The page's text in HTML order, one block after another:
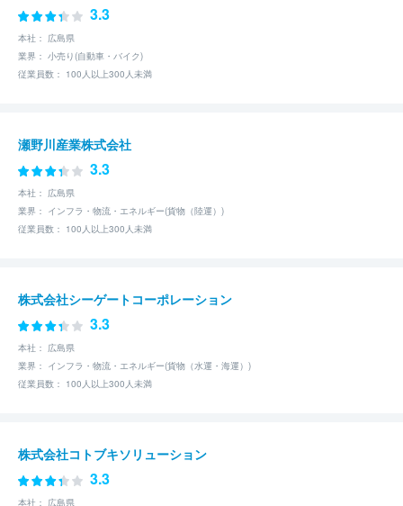
3.3
本社： 広島県
業界： 小売り(自動車・バイク)
従業員数： 100人以上300人未満
瀬野川産業株式会社
3.3
本社： 広島県
業界： インフラ・物流・エネルギー(貨物（陸運）)
従業員数： 100人以上300人未満
株式会社シーゲートコーポレーション
3.3
本社： 広島県
業界： インフラ・物流・エネルギー(貨物（水運・海運）)
従業員数： 100人以上300人未満
株式会社コトブキソリューション
3.3
本社： 広島県